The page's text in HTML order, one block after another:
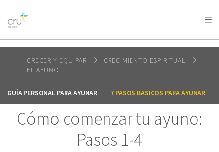
AFRICA
AMERICA / CARIBBEAN
OCEANIA
CRECER Y EQUIPAR
CRECIMIENTO ESPIRITUAL
EL AYUNO
GUÍA PERSONAL PARA AYUNAR 7 PASOS BASICOS PARA AYUNAR
Cómo comenzar tu ayuno:
Pasos 1-4